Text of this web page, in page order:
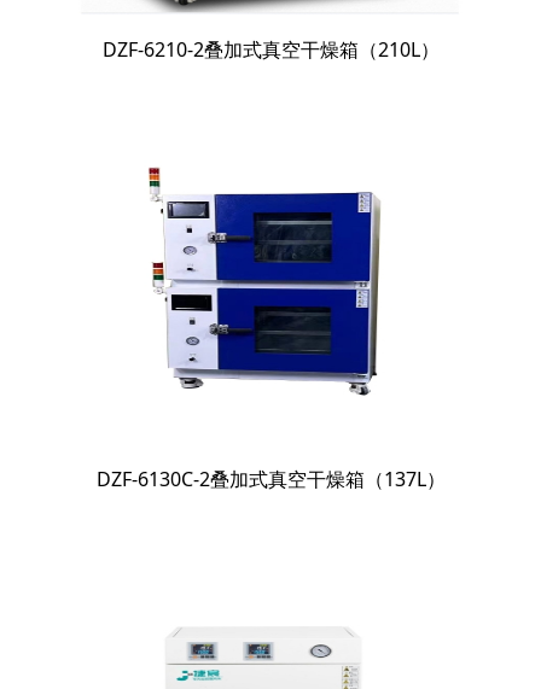
DZF-6210-2叠加式真空干燥箱（210L）
DZF-6130C-2叠加式真空干燥箱（137L）